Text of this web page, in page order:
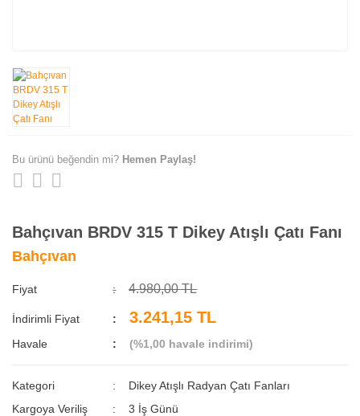
Bu ürünü beğendin mi? Hemen Paylaş!
Bahçıvan BRDV 315 T Dikey Atışlı Çatı Fanı
Bahçıvan
Fiyat 4.980,00 TL
İndirimli Fiyat 3.241,15 TL
Havale (%1,00 havale indirimi)
Kategori
Dikey Atışlı Radyan Çatı Fanları
Kargoya Veriliş
3 İş Günü